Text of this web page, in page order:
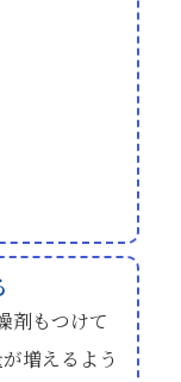
剤もつけて
増えるよう